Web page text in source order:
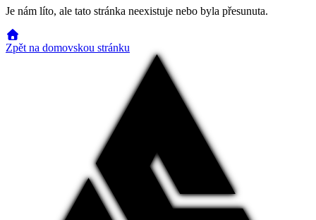
Je nám líto, ale tato stránka neexistuje nebo byla přesunuta.
Zpět na domovskou stránku